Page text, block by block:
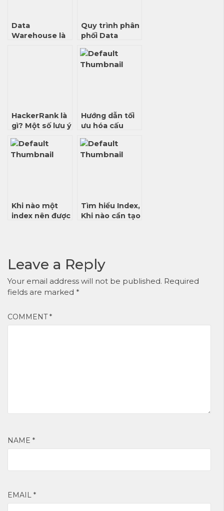
Data
Warehouse là
Quy trình phân
phối Data
Kiến thức cơ
bản
HackerRank là
gì? Một số lưu ý
gia nhập
HackerRank
Hướng dẫn tối
ưu hóa cấu
tablespace
CSDL Oracle
Khi nào một
index nên được
Tìm hiểu Index,
Khi nào cần tạo
Leave a Reply
Your email address will not be published. Required
fields are marked *
COMMENT*
NAME *
EMAIL *